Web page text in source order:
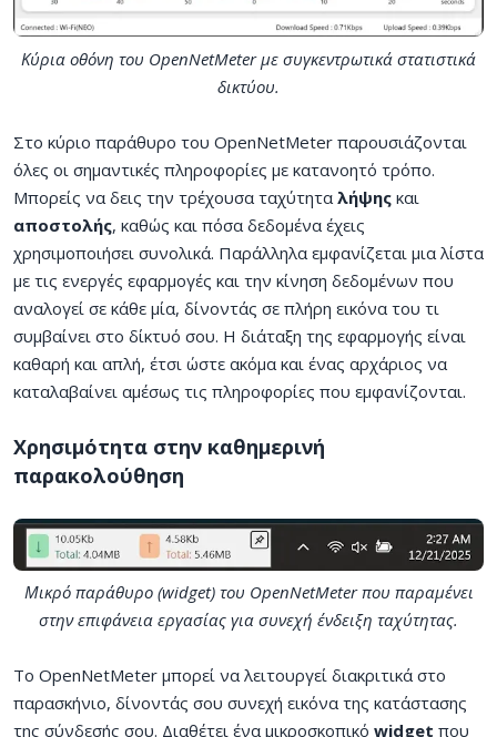
Κύρια οθόνη του OpenNetMeter με συγκεντρωτικά στατιστικά
δικτύου.
Στο κύριο παράθυρο του OpenNetMeter παρουσιάζονται
όλες οι σημαντικές πληροφορίες με κατανοητό τρόπο.
Μπορείς να δεις την τρέχουσα ταχύτητα λήψης και
αποστολής, καθώς και πόσα δεδομένα έχεις
χρησιμοποιήσει συνολικά. Παράλληλα εμφανίζεται μια λίστα
με τις ενεργές εφαρμογές και την κίνηση δεδομένων που
αναλογεί σε κάθε μία, δίνοντάς σε πλήρη εικόνα του τι
συμβαίνει στο δίκτυό σου. Η διάταξη της εφαρμογής είναι
καθαρή και απλή, έτσι ώστε ακόμα και ένας αρχάριος να
καταλαβαίνει αμέσως τις πληροφορίες που εμφανίζονται.
Χρησιμότητα στην καθημερινή
παρακολούθηση
Μικρό παράθυρο (widget) του OpenNetMeter που παραμένει
στην επιφάνεια εργασίας για συνεχή ένδειξη ταχύτητας.
Το OpenNetMeter μπορεί να λειτουργεί διακριτικά στο
παρασκήνιο, δίνοντάς σου συνεχή εικόνα της κατάστασης
της σύνδεσής σου. Διαθέτει ένα μικροσκοπικό widget που